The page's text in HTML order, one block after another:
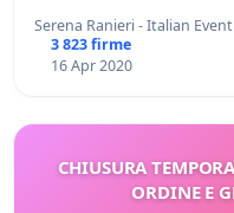
Serena Ranieri - Italian
3 823 firme
16 Apr 2020
CHIUSURA
ORDINE E